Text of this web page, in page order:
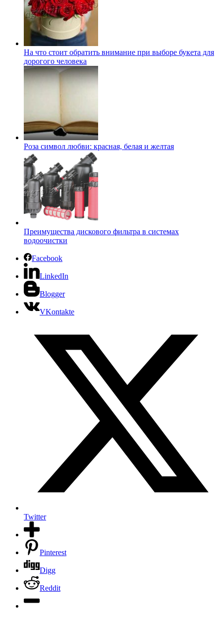
На что стоит обратить внимание при выборе букета для
дорогого человека
Роза символ любви: красная, белая и желтая
Преимущества дискового фильтра в системах
водоочистки
Facebook
LinkedIn
Blogger
VKontakte
Twitter
Pinterest
Digg
Reddit